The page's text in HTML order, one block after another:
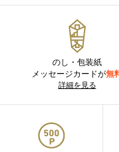
のし・包装紙
メッセージカードが無
詳細を見る